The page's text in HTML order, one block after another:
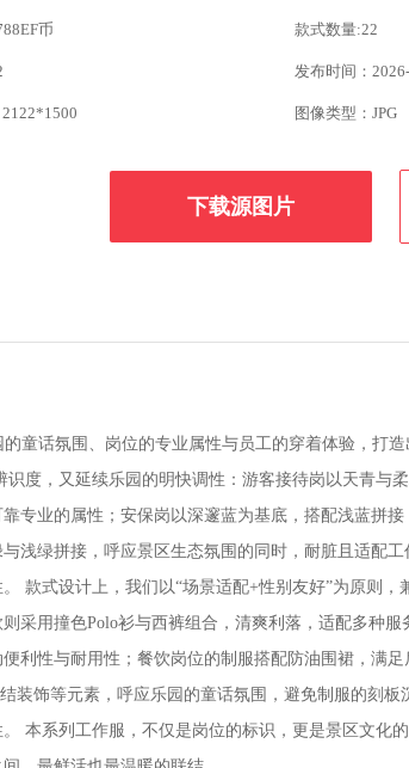
币 款式数量:22
发布时间：
图像类型：JPG
下载源图片
童话氛围、岗位的专业属性与员工的穿着体验，打
度，又延续乐园的明快调性：游客接待岗以天青与
业的属性；安保岗以深邃蓝为基底，搭配浅蓝拼接
浅绿拼接，呼应景区生态氛围的同时，耐脏且适配
款式设计上，我们以“场景适配+性别友好”为原则，
采用撞色Polo衫与西裤组合，清爽利落，适配多种
利性与耐用性；餐饮岗位的制服搭配防油围裙，满
饰等元素，呼应乐园的童话氛围，避免制服的刻
本系列工作服，不仅是岗位的标识，更是景区文化